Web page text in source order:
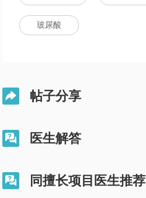
玻尿酸
 帖子分享
 医生解答
 同擅长项目医生推荐